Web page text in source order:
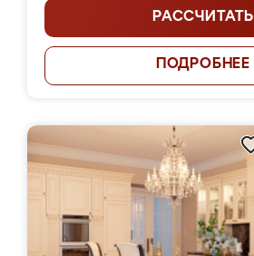
РАССЧИТАТЬ
ПОДРОБНЕЕ